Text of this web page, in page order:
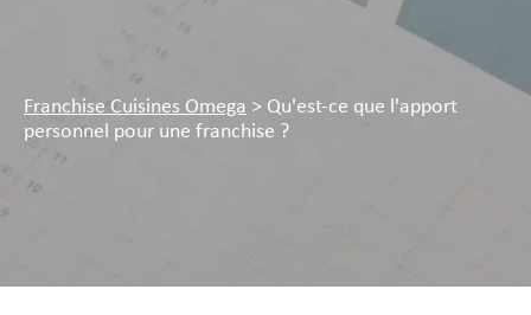
Franchise Cuisines Omega > Qu'est-ce que l'apport
personnel pour une franchise ?